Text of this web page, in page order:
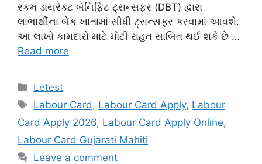
રકમ ડાયરેક્ટ બેનિફિટ ટ્રાન્સફર (DBT) દ્વારા
લાભાર્થીના બેંક ખાતામાં સીધી ટ્રાન્સફર કરવામાં આવશે.
આ લાખો કામદારો માટે મોટી રાહત સાબિત થઈ શકે છે …
Read more
Categories
Letest
Tags
Labour Card , Labour Card Apply, Labour
Card Apply 2026, Labour Card Apply Online,
Labour Card Gujarati Mahiti
Leave a comment